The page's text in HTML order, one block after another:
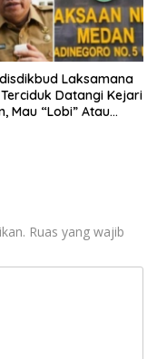
Laksamana
Datangi Kejari
Mau “Lobi” Atau
Ruas yang wajib